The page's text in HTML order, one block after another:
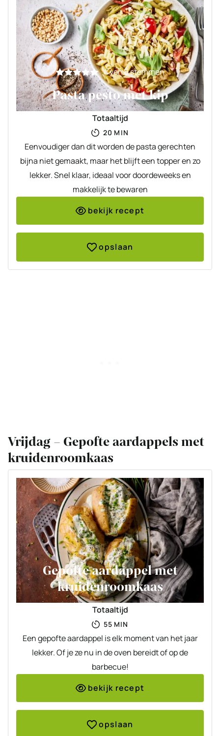
4van5stemmen
Pasta pesto met kip
Totaaltijd
20 MINUTEN
MIN
Eenvoudiger dan dit worden de pasta gerechten
bijna niet gemaakt, maar het blijft een topper en zo
lekker. Snel klaar, ideaal voor doordeweeks en
makkelijk te bewaren
bekijk recept
opslaan
Vrijdag – Gepofte aardappels met
kruidenroomkaas
Gepofte aardappel met
kruidenroomkaas
Totaaltijd
55MINUTEN
MIN
Een gepofte aardappel is elk moment van het jaar
lekker. Of je ze nu in de oven bereidt of op de
barbecue!
bekijk recept
opslaan